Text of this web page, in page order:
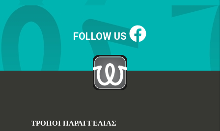
FOLLOW US
ΤΡΟΠΟΙ ΠΑΡΑΓΓΕΛΙΑΣ